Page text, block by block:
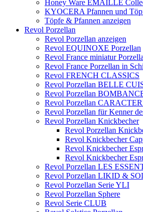
Honey Ware EMAILLE
KYOCERA Pfannen und
Töpfe & Pfannen anzeigen
Revol Porzellan
Revol Porzellan anzeigen
Revol EQUINOXE Porzellan
Revol France miniatur
Revol France Porzellan in
Revol FRENCH CLASSICS
Revol Porzellan BELLE
Revol Porzellan
Revol Porzellan
Revol Porzellan für Kenner
Revol Porzellan Knickbecher
Revol Porzellan
Revol Knickbecher
Revol Knickbecher
Revol Knickbecher
Revol Porzellan LES
Revol Porzellan LIKID &
Revol Porzellan Serie YLI
Revol Porzellan Sphere
Revol Serie CLUB